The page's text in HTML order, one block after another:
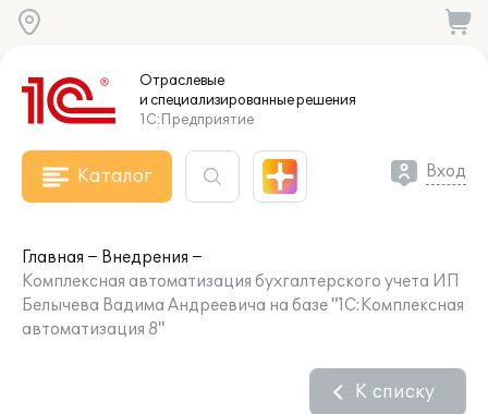
Отраслевые
и специализированныерешения
1С:Предприятие
Каталог Вход
Главная
Внедрения
Комплексная автоматизация бухгалтерского учета ИП
Белычева Вадима Андреевича на базе "1С:Комплексная
автоматизация 8"
К списку